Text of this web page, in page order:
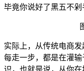
毕竟你说好了黑五不剁
实际上，从传统电商发
每走一步，都是在灌
识，也就是说，从你